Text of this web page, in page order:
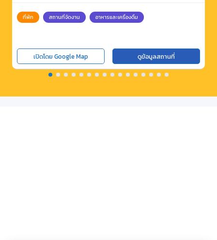
ที่พัก สถานที่จัดงาน อาหารและเครื่องดื่ม
เปิดโดย Google Map ดูข้อมูลสถานที่